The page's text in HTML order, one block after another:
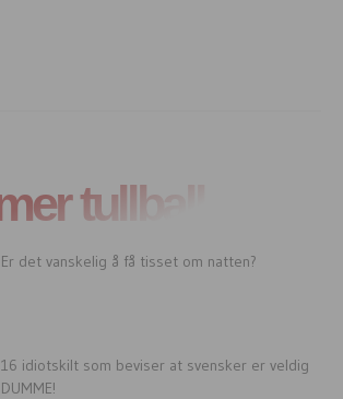
tullball
Er det vanskelig å få tisset om natten?
16 idiotskilt som beviser at svensker er veldig
DUMME!